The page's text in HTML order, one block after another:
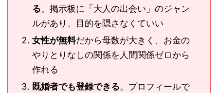
る。掲示板に「大人の出会い」のジャン
ルがあり、目的を隠さなくていい
女性が無料だから母数が大きく、お金の
やりとりなしの関係を人間関係ゼロから
作れる
既婚者でも登録できる。プロフィールで